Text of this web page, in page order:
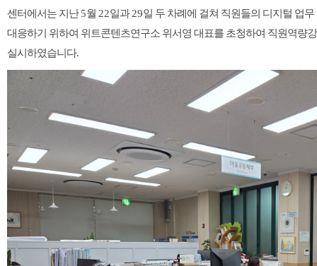
센터에서는 지난5월 22일과29일 두 차례에 걸쳐
직원들의 디지털 업
대응하기 위하여 위트콘텐츠연구소 위서영 대표를 초청하여 직원역량
실시하였습니다.